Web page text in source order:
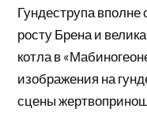
Гундеструпа вполне
росту Брена и
котла в
изображения на
сцены